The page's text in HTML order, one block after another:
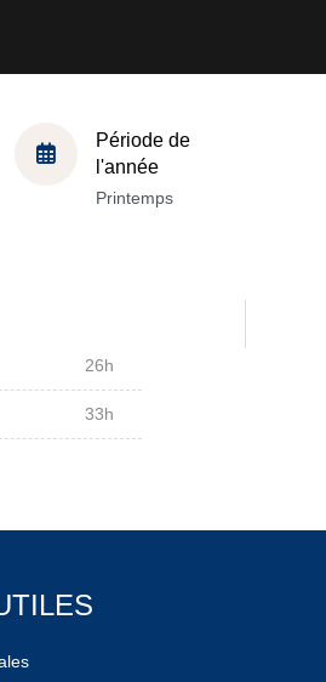
Période de
l'année
Printemps
26h
33h